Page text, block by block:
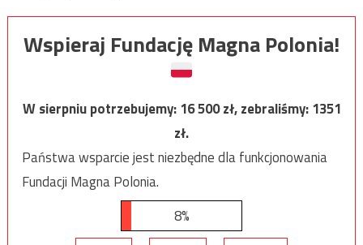
Wspieraj Fundację Magna Polonia!
W sierpniu potrzebujemy:16 500zł, zebraliśmy:1351
zł.
Państwa wsparcie jest niezbędne dla funkcjonowania
Fundacji Magna Polonia.
8%